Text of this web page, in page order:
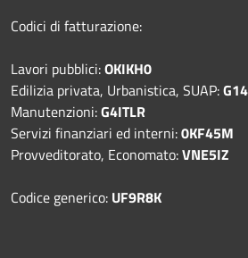
Codici di fatturazione:
Lavori pubblici:OKIKH0
Edilizia privata, Urbanistica, SUAP:
Manutenzioni:G4ITLR
Servizi finanziari ed interni:0KF45M
Provveditorato, Economato:VNE5IZ
Codice generico: UF9R8K